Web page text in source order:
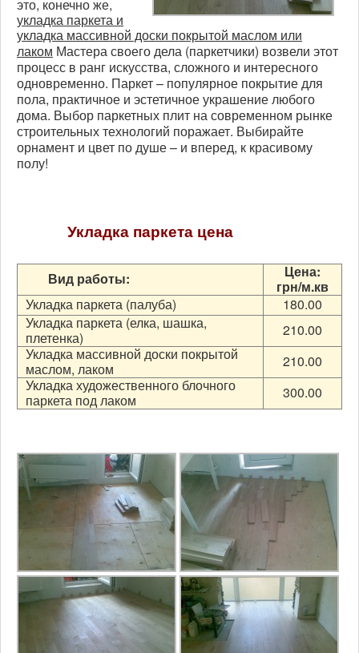
это, конечно же,
укладка паркета и
укладка массивной доски покрытой маслом или
лаком Мастера своего дела (паркетчики) возвели этот
процесс в ранг искусства, сложного и интересного
одновременно. Паркет – популярное покрытие для
пола, практичное и эстетичное украшение любого
дома. Выбор паркетных плит на современном рынке
строительных технологий поражает. Выбирайте
орнамент и цвет по душе – и вперед, к красивому
полу!
Укладка паркета цена
Вид работы:
Цена:
грн/м.кв
Укладка паркета (палуба)
180.00
Укладка паркета (елка, шашка,
плетенка)
210.00
Укладка массивной доски покрытой
маслом, лаком
210.00
Укладка художественного блочного
паркета под лаком
300.00